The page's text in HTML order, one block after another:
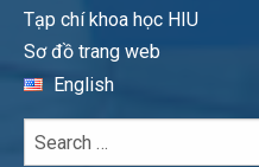
Tạp chí khoa học HIU
Sơ đồ trang web
English